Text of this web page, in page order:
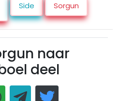
Side Sorgun
naar
deel